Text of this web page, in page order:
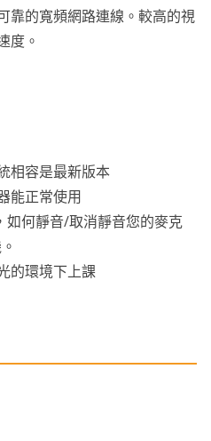
靠的寬頻網路連線。較高的視
度。
相容是最新版本
能正常使用
何靜音/取消靜音您的麥克
的環境下上課